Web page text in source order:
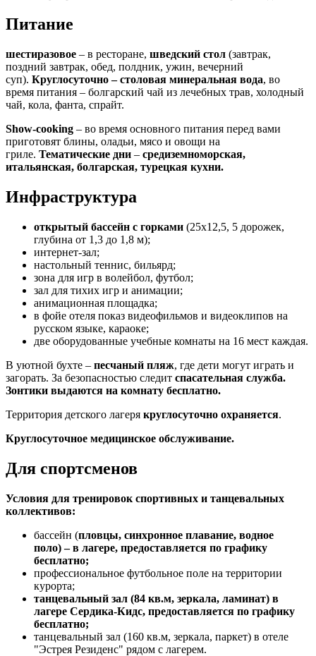
Питание
шестиразовое – в ресторане, шведский стол (завтрак,
поздний завтрак, обед, полдник, ужин, вечерний
суп). Круглосуточно – столовая минеральная вода, во
время питания – болгарский чай из лечебных трав, холодный
чай, кола, фанта, спрайт.
Show-cooking – во время основного питания перед вами
приготовят блины, оладьи, мясо и овощи на
гриле. Тематические дни – средиземноморская,
итальянская, болгарская, турецкая кухни.
Инфраструктура
открытый бассейн с горками (25х12,5, 5 дорожек,
глубина от 1,3 до 1,8 м);
интернет-зал;
настольный теннис, бильярд;
зона для игр в волейбол, футбол;
зал для тихих игр и анимации;
анимационная площадка;
в фойе отеля показ видеофильмов и видеоклипов на
русском языке, караоке;
две оборудованные учебные комнаты на 16 мест каждая.
В уютной бухте – песчаный пляж, где дети могут играть и
загорать. За безопасностью следит спасательная служба.
Зонтики выдаются на комнату бесплатно.
Территория детского лагеря круглосуточно охраняется.
Круглосуточное медицинское обслуживание.
Для спортсменов
Условия для тренировок спортивных и танцевальных
коллективов:
бассейн (пловцы, синхронное плавание, водное
поло)–в лагере, предоставляется по графику
бесплатно;
профессиональное футбольное поле на территории
курорта;
танцевальный зал (84 кв.м, зеркала, ламинат) в
лагере Сердика-Кидс, предоставляется по графику
бесплатно;
танцевальный зал (160 кв.м, зеркала, паркет) в отеле
"Эстрея Резиденс" рядом с лагерем.